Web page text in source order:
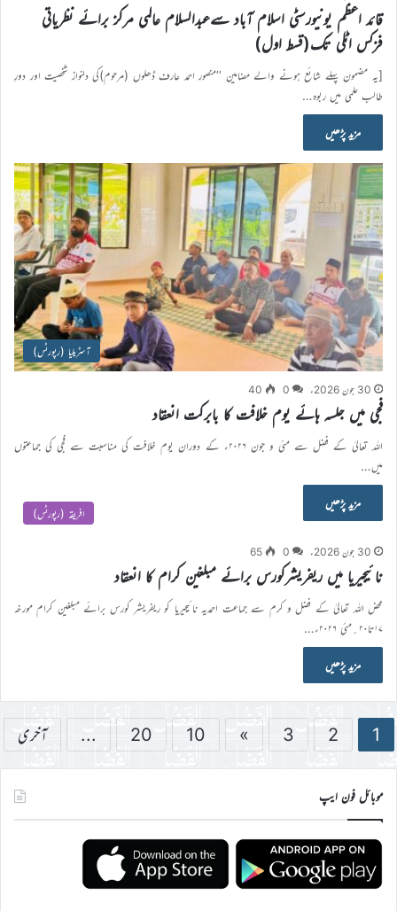
قائد اعظم یونیورسٹی اسلام آباد سےعبدالسلام عالمی مرکز برائے نظریاتی
فزکس اٹلی تک(قسط اول)
[یہ مضمون پہلے شائع ہونے والے مضامین ’’منصور احمد عارف ڈھلوں (مرحوم)کی دلنواز شخصیت اور دورِ
طالب علمی میں ربوہ…
مزید پڑھیں
آسٹریلیا (رپورٹس)
30 جون 2026ء 0
40
فجی میں جلسہ ہائے یوم خلافت کا بابرکت انعقاد
اللہ تعالیٰ کے فضل سے مئی و جون ۲۰۲۶ء کے دوران یوم خلافت کی مناسبت سے فجی کی جماعتوں
میں…
مزید پڑھیں
افریقہ (رپورٹس)
30 جون 2026ء 0
65
نائیجیریا میں ریفریشرکورس برائے مبلغین کرام کا انعقاد
محض اللہ تعالیٰ کے فضل و کرم سے جماعت احمدیہ نائیجیریا کو ریفریشر کورس برائے مبلغین کرام مورخہ
۱۷تا۲۰؍مئی ۲۰۲۶ء…
مزید پڑھیں
1
2
3
»
10
20
... آخری
موبائل فون ایپ